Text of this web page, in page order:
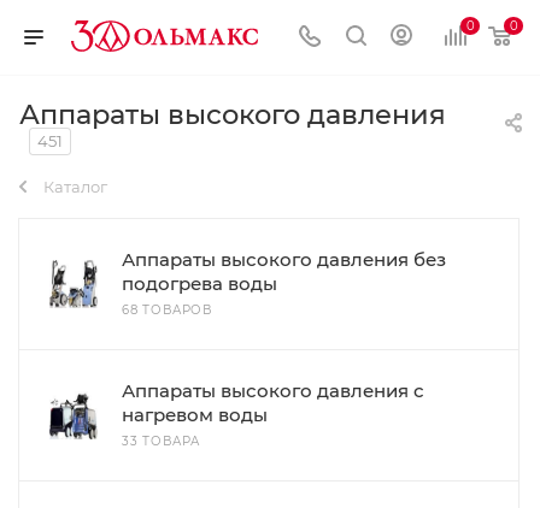
0 0
Аппараты высокого давления
451
Каталог
Аппараты высокого давления без
подогрева воды
68 ТОВАРОВ
Аппараты высокого давления с
нагревом воды
33 ТОВАРА